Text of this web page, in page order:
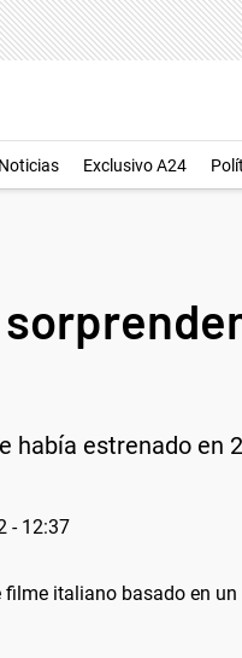
Exclusivo A24
había estrenado en
- 12:37